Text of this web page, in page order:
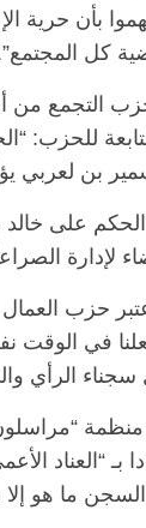
بأن حرية
كل
التجمع من
للحزب:
بن لعربي
“الحكم على
لإدارة
حزب
معلنا في
الرأي
بـ “العناد
ما هو
أبواب